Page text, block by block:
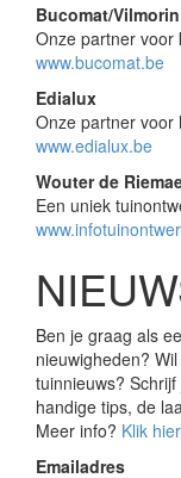
Bucomat/Vilmorin
Onze partner voor
www.bucomat.be
Edialux
Onze partner voor
www.edialux.be
Wouter de
Een uniek
Ben je graag als
nieuwigheden?
tuinnieuws?
handige tips, de
Meer info? Klik hier
Emailadres